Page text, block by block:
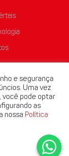
e segurança
Uma vez
você pode optar
as
nossa Política